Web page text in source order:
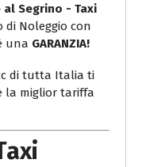
al Segrino - Taxi
di Noleggio con
una GARANZIA!
di tutta Italia ti
la miglior tariffa